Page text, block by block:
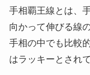
手相覇王線とは、
向かって伸びる線
手相の中でも比較
はラッキーとされ